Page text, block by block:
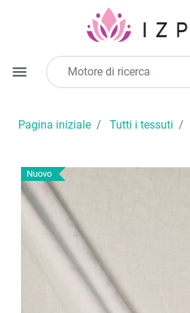
menu
Pagina iniziale Tutti i tessuti
Nuovo